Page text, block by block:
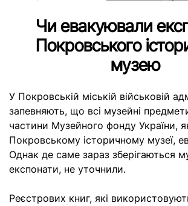
Чи евакуювали
Покровського
музею
У Покровській міській військовій
запевняють, що всі музейні
частини Музейного фонду України,
Покровському історичному музеї,
Однак де саме зараз зберігаються
експонати, не уточнили.
Реєстрових книг, які